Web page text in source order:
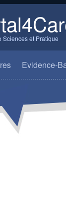
Sciences et Pratique
Evidence-